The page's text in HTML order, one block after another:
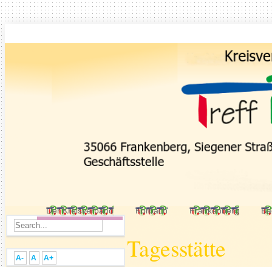
Der Kreisverband Korbach Frankenberg
Tagesstätte
A- A A+